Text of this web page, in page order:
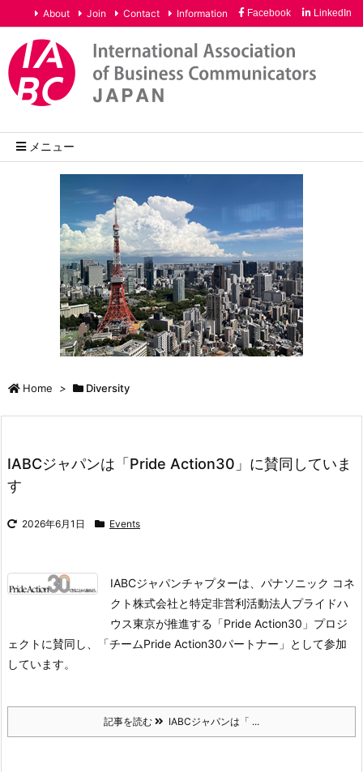
メニュー
About Join Contact Information Facebook LinkedIn
Home > Diversity
IABCジャパンは「Pride Action30」に賛同していま
す
2026年6月1日 Events
IABCジャパンチャプターは、パナソニック コネ
クト株式会社と特定非営利活動法人プライドハ
ウス東京が推進する「Pride Action30」プロジ
ェクトに賛同し、「チームPride Action30パートナー」として参加
しています。
記事を読む IABCジャパンは「 ...